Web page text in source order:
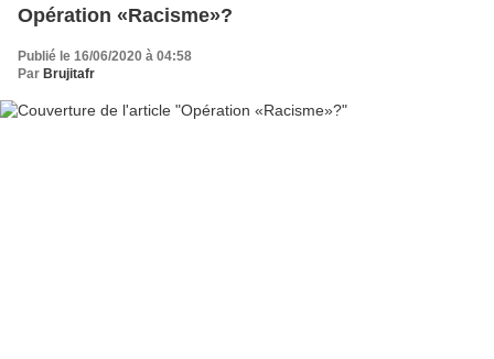
Opération «Racisme»?
Publié le 16/06/2020 à 04:58
Par Brujitafr